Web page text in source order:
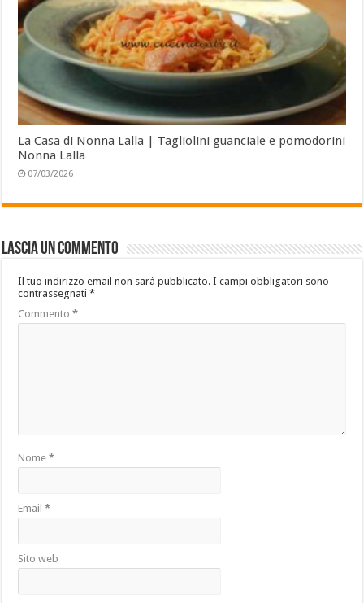
La Casa di Nonna Lalla | Tagliolini guanciale e pomodorini
Nonna Lalla
07/03/2026
Lascia un commento
Il tuo indirizzo email non sarà pubblicato. I campi obbligatori sono
contrassegnati*
Commento*
Nome*
Email*
Sito web